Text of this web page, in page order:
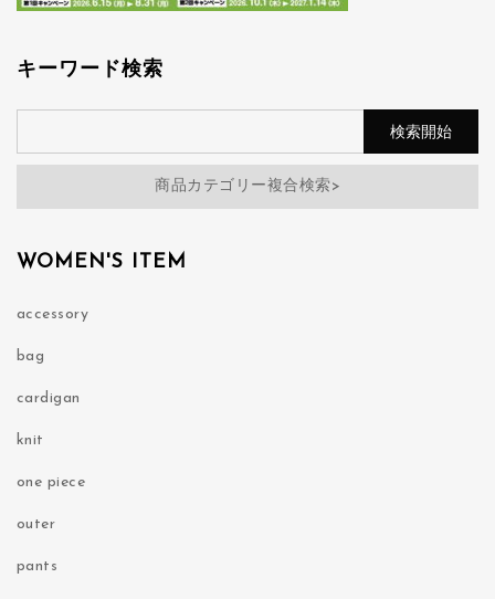
キーワード検索
商品カテゴリー複合検索>
WOMEN'S ITEM
accessory
bag
cardigan
knit
one piece
outer
pants